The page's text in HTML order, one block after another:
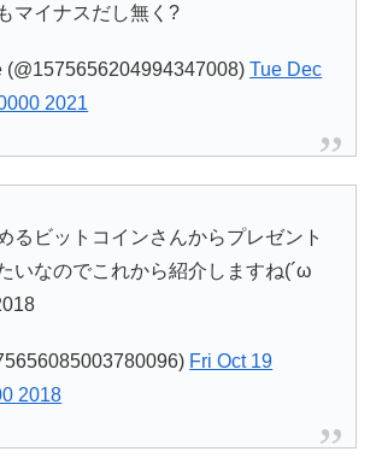
マイナスだし無く?
Tue Dec
2021
るビットコインさんからプレゼント
いなのでこれから紹介しますね(´ω
Fri Oct 19
2018